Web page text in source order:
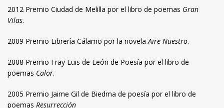
2012 Premio Ciudad de Melilla por el libro de poemas Gran
Vilas.
2009 Premio Librería Cálamo por la novela Aire Nuestro.
2008 Premio Fray Luis de León de Poesía por el libro de
poemas Calor.
2005 Premio Jaime Gil de Biedma de poesía por el libro de
poemas Resurrección